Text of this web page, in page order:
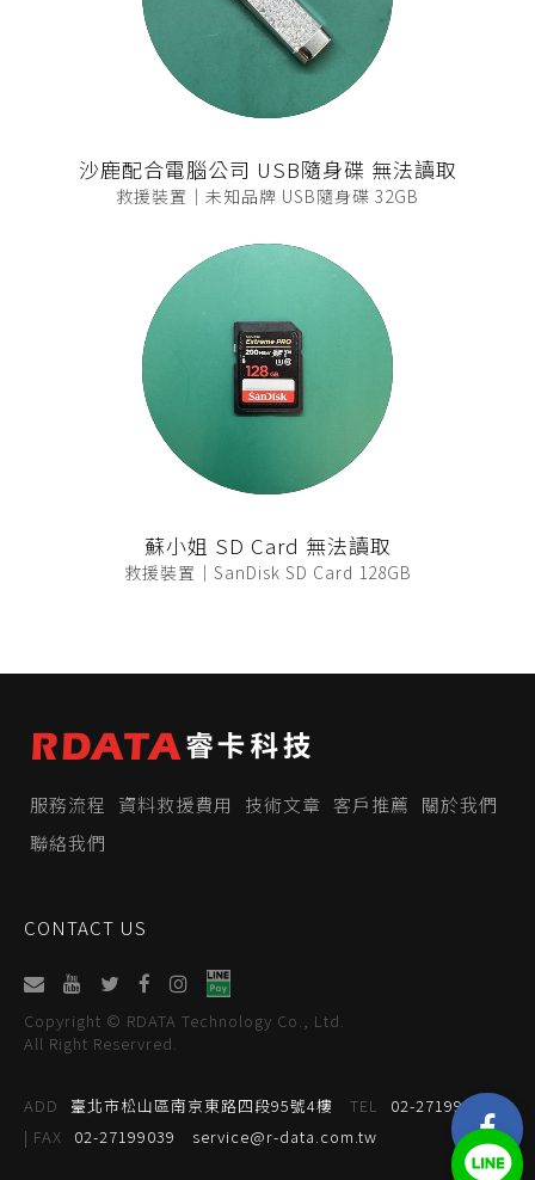
沙鹿配合電腦公司 USB隨身碟 無法讀取
救援裝置｜未知品牌 USB隨身碟 32GB
蘇小姐 SD Card 無法讀取
救援裝置｜SanDisk SD Card 128GB
服務流程 資料救援費用 技術文章 客戶推薦
關於我們
聯絡我們
CONTACT US
Copyright © RDATA Technology Co., Ltd.
All Right Reservred.
ADD 臺北市松山區南京東路四段95號4樓 TEL
02-27199059
| FAX
02-27199039 service@r-data.com.tw